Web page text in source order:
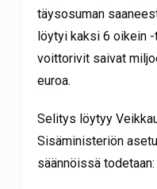
täysosuman
löytyi kaksi 6 oikein
voittorivit saivat
euroa.
Selitys löytyy
Sisäministeriön
säännöissä todetaan: